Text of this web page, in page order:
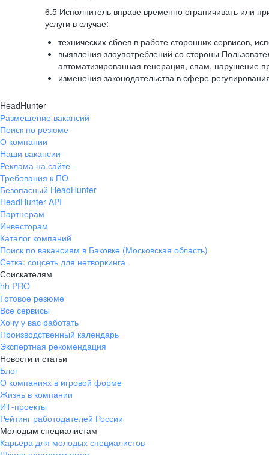
6.5 Исполнитель вправе временно ограничивать или
услуги в случае:
технических сбоев в работе сторонних сервисов,
выявления злоупотреблений со стороны
автоматизированная генерация, спам, нарушение
изменения законодательства в сфере
HeadHunter
Размещение вакансий
Поиск по резюме
О компании
Наши вакансии
Реклама на сайте
Требования к ПО
Безопасный HeadHunter
HeadHunter API
Партнерам
Инвесторам
Каталог компаний
Поиск по вакансиям в Баковке (Московская область)
Сетка: соцсеть для нетворкинга
Соискателям
hh PRO
Готовое резюме
Все сервисы
Хочу у вас работать
Производственный календарь
Экспертная рекомендация
Новости и статьи
Блог
О компаниях в игровой форме
Жизнь в компании
ИТ-проекты
Рейтинг работодателей России
Молодым специалистам
Карьера для молодых специалистов